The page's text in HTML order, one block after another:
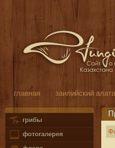
главная заилийский
грибы
фотогалерея